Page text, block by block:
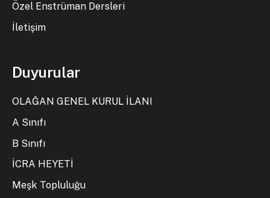
Özel Enstrüman Dersleri
İletişim
Duyurular
OLAĞAN GENEL KURUL İLANI
A Sınıfı
B Sınıfı
İCRA HEYETİ
Meşk Topluluğu